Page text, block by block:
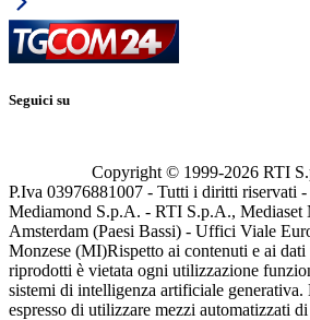
Seguici su
Copyright © 1999-2026 RTI
P.Iva 03976881007 - Tutti i diritti riservati
Mediamond S.p.A. - RTI S.p.A., Mediaset
Amsterdam (Paesi Bassi) - Uffici Viale
Monzese (MI)Rispetto ai contenuti e ai dati
riprodotti è vietata ogni utilizzazione
sistemi di intelligenza artificiale
espresso di utilizzare mezzi automatizzati